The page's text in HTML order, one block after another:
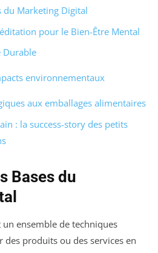
du Marketing Digital
pour le Bien-Être Mental
Durable
environnementaux
aux emballages alimentaires
: la success-story des petits
Bases du
un ensemble de techniques
produits ou des services en